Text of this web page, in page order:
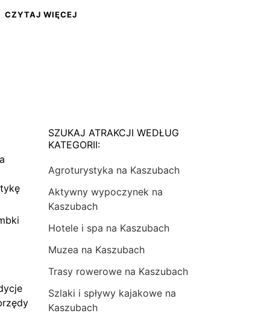
CZYTAJ WIĘCEJ
SZUKAJ ATRAKCJI WEDŁUG
KATEGORII:
Agroturystyka na Kaszubach
Aktywny wypoczynek na
Kaszubach
Hotele i spa na Kaszubach
Muzea na Kaszubach
Trasy rowerowe na Kaszubach
Szlaki i spływy kajakowe na
Kaszubach